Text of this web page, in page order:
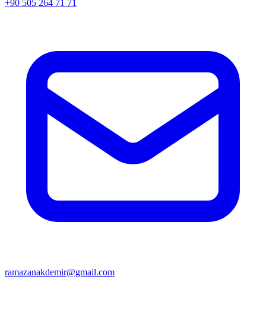
+90 505 264 71 71
ramazanakdemir@gmail.com